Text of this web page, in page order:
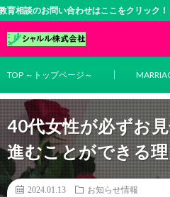
お問い合わせはここをクリック！
TOP ～トップページ～
40代女性が必ずお
進むことができる
2024.01.13
お知らせ情報